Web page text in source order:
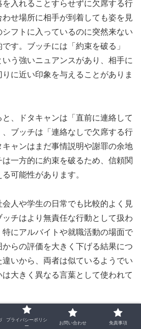
入れることすらせずに欠席する行
せ場所に相手が到着しても姿を見
フトに入っているのに突然来ない
す。ブッチには「約束を破る」
いう強いニュアンスがあり、相手に
に近い印象を与えることがありま
、ドタキャンは「直前に連絡して
ブッチは「連絡なしで欠席する行
ャンはまだ事情説明や謝罪の余地
一方的に約束を破るため、信頼関
可能性があります。
会人や学生の日常でも比較的よく見
チはより無責任な行動として扱わ
にアルバイトや就職活動の場面で
らの評価を大きく下げる結果につ
いから、両者は似ているようでい
大きく異なる言葉として使われて
」の違い
プライバシーポリシ
ー
お問い合わせ 免責事項